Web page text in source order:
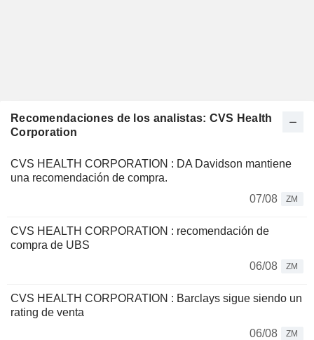
Recomendaciones de los analistas: CVS Health
Corporation
CVS HEALTH CORPORATION : DA Davidson mantiene
una recomendación de compra.
07/08
ZM
CVS HEALTH CORPORATION : recomendación de
compra de UBS
06/08
ZM
CVS HEALTH CORPORATION : Barclays sigue siendo un
rating de venta
06/08
ZM